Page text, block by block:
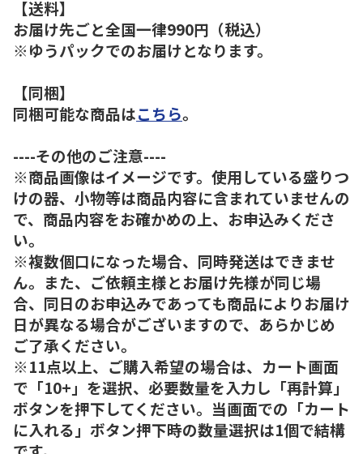
【送料】
お届け先ごと全国一律990円（税込）
※ゆうパックでのお届けとなります。
【同梱】
同梱可能な商品はこちら。
----その他のご注意----
※商品画像はイメージです。使用している盛りつ
けの器、小物等は商品内容に含まれていませんの
で、商品内容をお確かめの上、お申込みくださ
い。
※複数個口になった場合、同時発送はできませ
ん。また、ご依頼主様とお届け先様が同じ場
合、同日のお申込みであっても商品によりお届け
日が異なる場合がございますので、あらかじめ
ご了承ください。
※11点以上、ご購入希望の場合は、カート画面
で「10+」を選択、必要数量を入力し「再計算」
ボタンを押下してください。当画面での「カート
に入れる」ボタン押下時の数量選択は1個で結構